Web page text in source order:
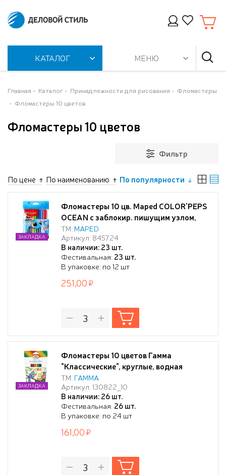
КАТАЛОГ МЕНЮ
Главная Каталог Принадлежности для рисования
Фломастеры
Фломастеры 10 цветов
Фломастеры 10 цветов
Фильтр
По цене По наименованию По популярности
Фломастеры 10 цв. Maped COLOR'PEPS
OCEAN с заблокир. пишущим узлом,
суперсмываемые, подвес
ТМ: MAPED
Артикул: 845724
В наличии: 23 шт.
Фестивальная: 23 шт.
В упаковке: по 12 шт
ЗАКЛАДКА
251,00
Фломастеры 10 цветов Гамма
"Классические", круглые, водная
основа, смываемые, картонная
упаковка с европодвесом
ТМ: ГАММА
Артикул: 130822_10
В наличии: 26 шт.
Фестивальная: 26 шт.
В упаковке: по 24 шт
ЗАКЛАДКА
161,00